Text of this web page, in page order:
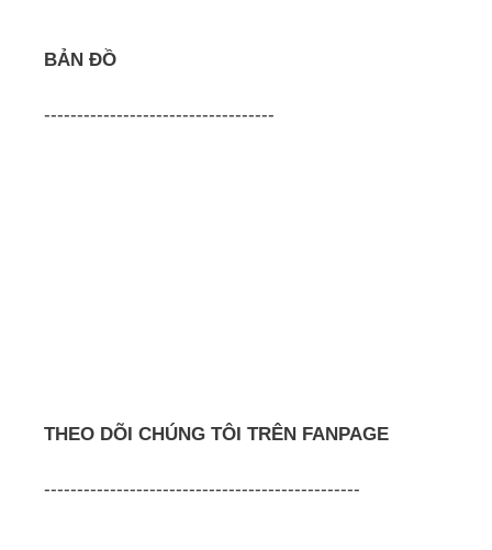
BẢN ĐỒ
-----------------------------------
THEO DÕI CHÚNG TÔI TRÊN FANPAGE
------------------------------------------------